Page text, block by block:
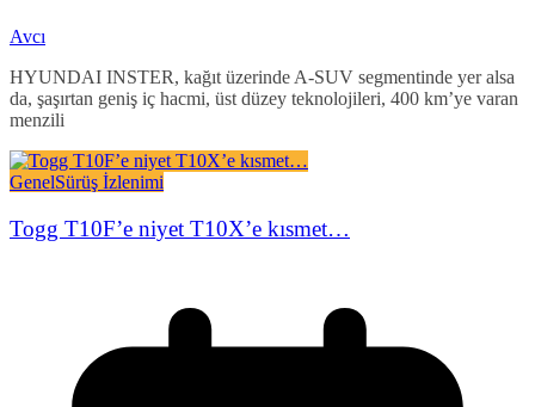
Avcı
HYUNDAI INSTER, kağıt üzerinde A-SUV segmentinde yer alsa
da, şaşırtan geniş iç hacmi, üst düzey teknolojileri, 400 km’ye varan
menzili
GenelSürüş İzlenimi
Togg T10F’e niyet T10X’e kısmet…